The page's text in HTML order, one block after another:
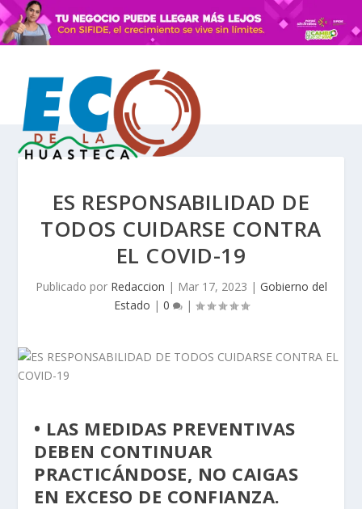
ES RESPONSABILIDAD DE
TODOS CUIDARSE CONTRA
EL COVID-19
Publicado por Redaccion | Mar 17, 2023 | Gobierno del
Estado | 0 |
• LAS MEDIDAS PREVENTIVAS
DEBEN CONTINUAR
PRACTICÁNDOSE, NO CAIGAS
EN EXCESO DE CONFIANZA.